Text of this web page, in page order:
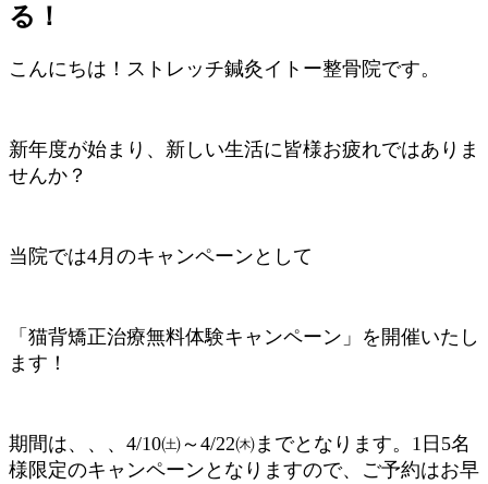
る！
こんにちは！ストレッチ鍼灸イトー整骨院です。
新年度が始まり、新しい生活に皆様お疲れではありま
せんか？
当院では4月のキャンペーンとして
「猫背矯正治療無料体験キャンペーン」を開催いたし
ます！
期間は、、、4/10㈯～4/22㈭までとなります。1日5名
様限定のキャンペーンとなりますので、ご予約はお早